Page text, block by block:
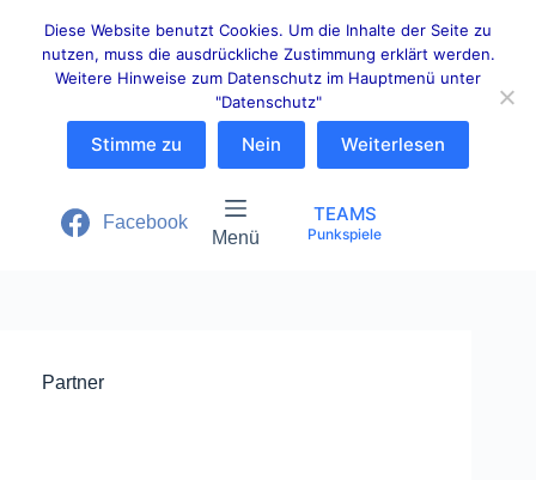
springen
Facebook
Menü
TEAMS
Punkspiele
Partner
Diese Website benutzt Cookies. Um die Inhalte der Seite zu
nutzen, muss die ausdrückliche Zustimmung erklärt werden.
Weitere Hinweise zum Datenschutz im Hauptmenü unter
"Datenschutz"
Stimme zu Nein Weiterlesen